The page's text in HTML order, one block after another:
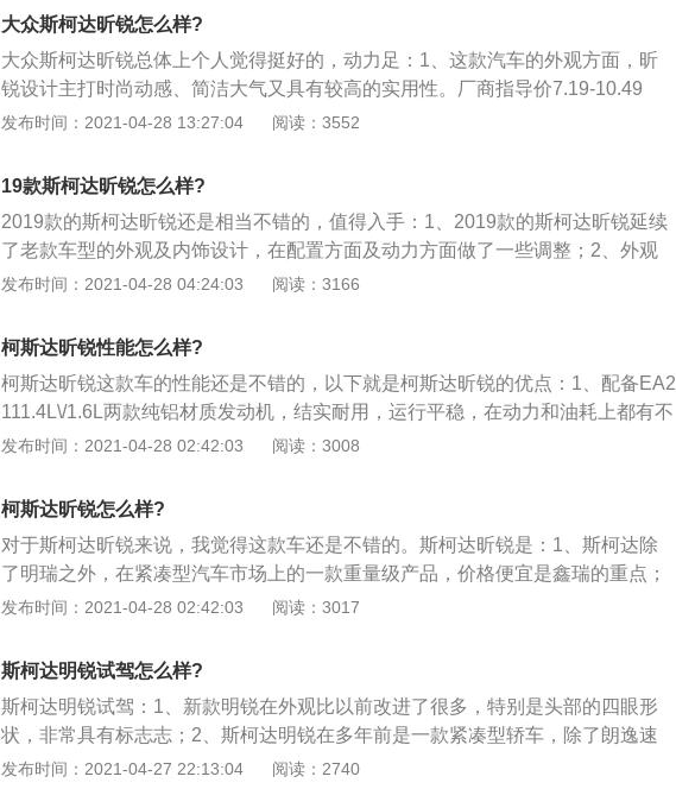
来了良好的车舱通透性；3、此外，新增的光导式LED日间行车灯令整车更显豪
华感，科技感十足；双色设计悬浮式外后视镜丰富了车身的层次感；4、亮黑时
尚鲨鱼鳍天线造型独特，体积小，时尚、动感、炫动，并能有效优化风阻，兼具
美观与实用性；5、尾灯采用了双色搭配的设计风格，C型家族式造型加上LED光
导式灯源设计极富辨识度，彰显出车辆的高贵气质。
大众斯柯达昕锐怎么样?
大众斯柯达昕锐总体上个人觉得挺好的，动力足：1、这款汽车的外观方面，昕
锐设计主打时尚动感、简洁大气又具有较高的实用性。厂商指导价7.19-10.49
万，车身尺寸长宽高分别为4512x1706x1469mm，轴距为2603mm，内部空间还
漆，而且这款汽车和其它同价位的汽车是不一样的，车子的油漆方面很厚实，而
且在太阳光的下边，车子的光泽方面做得也是很不错的，而且车身的侧边的线条
方面也是很不错的；3、其次，内饰采用家族式设计，中控台简洁实用而又美
观，配置丰富，包括转向辅助灯，启停系统，感应雨刷，日间行车灯，倒车雷
达，蓝牙系统，上坡辅助，ESC车身稳定系统；4、汽车的动力方面，昕锐搭载
配6速自动变速箱。悬挂方面，采用了前麦弗逊式独立悬架后扭力梁式非独立悬
架。
发布时间：2021-04-28 13:27:04 阅读：3552
19款斯柯达昕锐怎么样?
2019款的斯柯达昕锐还是相当不错的，值得入手：1、2019款的斯柯达昕锐延续
了老款车型的外观及内饰设计，在配置方面及动力方面做了一些调整；2、外观
方面，采用了家族式直瀑进气格栅，在下格栅和车窗下沿部分融入了镀铬饰条的
扶手储物格；4、动力方面，新车将搭载一台EA2111.5L自然吸气发动机，该款发
动机的最大功率为85kW，最大扭矩为150N·m。传动方面，与之匹配的是6速手
自一体变速箱。百公里综合工况油耗为5.5L，百公里加速为12.6s，最高车速可达
185km\/h。
发布时间：2021-04-28 04:24:03 阅读：3166
柯斯达昕锐性能怎么样?
柯斯达昕锐这款车的性能还是不错的，以下就是柯斯达昕锐的优点：1、配备EA2
111.4L\/1.6L两款纯铝材质发动机，结实耐用，运行平稳，在动力和油耗上都有不
俗的表现，如果是普通上班族，买1.4L车型动力足够，家庭使用可以考虑1.6L车
脆不拖沓，非常省心，大众风格的底盘是很多车主比较看重的，底盘扎实、沉
稳，通过障碍物时很整、不松散；3、空间，虽和捷达平台相同，但昕锐车身相
对更修长，空间表现较好，后排空间宽敞舒适，不会压头顶，不会让人感觉憋
屈；4、油耗，现在开的是1.6L昕锐，市区和乡村道路来回跑，油耗6个多，很省
油；5、配置，中高配车型配备有天窗、后倒车雷达、皮+织物的混搭座椅，高配
发布时间：2021-04-28 02:42:03 阅读：3008
柯斯达昕锐怎么样?
对于斯柯达昕锐来说，我觉得这款车还是不错的。斯柯达昕锐是：1、斯柯达除
了明瑞之外，在紧凑型汽车市场上的一款重量级产品，价格便宜是鑫瑞的重点；
2、斯柯达昕锐与大众捷达、桑塔纳来自同一平台，但看捷达和桑塔纳就知道，
为7.9900元13.49万元；3、而斯柯达昕锐的价格更便宜，定位在7.6900元10.99
万元之间，除了销售价格较低外，顶级车型的价格也较低，这导致桑塔纳向捷达
新瑞大众集团的车型布局。
发布时间：2021-04-28 02:42:03 阅读：3017
斯柯达明锐试驾怎么样?
斯柯达明锐试驾：1、新款明锐在外观比以前改进了很多，特别是头部的四眼形
状，非常具有标志志；2、斯柯达明锐在多年前是一款紧凑型轿车，除了朗逸速
腾之外的第三辆标杆车型；3、虽然目前明锐还没有以前那么辉煌，但对于明锐
发布时间：2021-04-27 22:13:04 阅读：2740